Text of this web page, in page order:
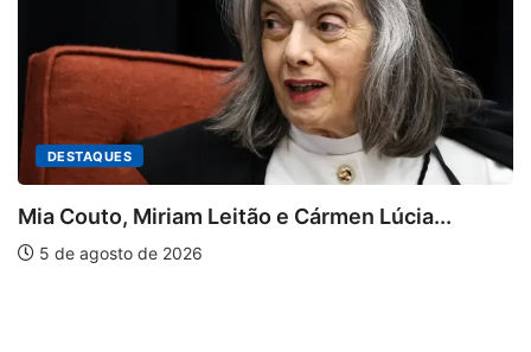
DESTAQUES
Mia Couto, Miriam Leitão e Cármen Lúcia...
5 de agosto de 2026